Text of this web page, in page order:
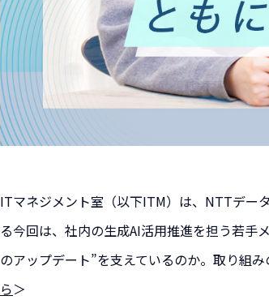
ITマネジメント室（以下ITM）は、NTTデー
る今回は、社内の生成AI活用推進を担う若手
のアップデート”を支えているのか。取り組
ら＞